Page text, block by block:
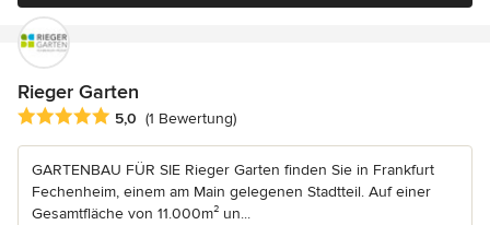
Rieger Garten
Durchschnittliche Bewertung: 5 von 5 Sternen
5,0 (1 Bewertung)
GARTENBAU FÜR SIE Rieger Garten finden Sie in Frankfurt
Fechenheim, einem am Main gelegenen Stadtteil. Auf einer
Gesamtfläche von 11.000m² un...